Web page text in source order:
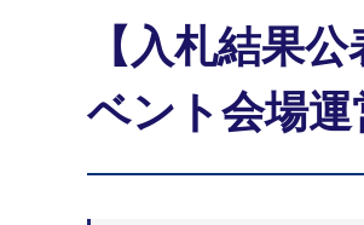
【入札結果
ベント会場